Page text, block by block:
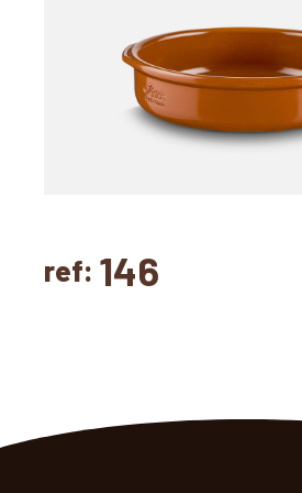
ref: 146